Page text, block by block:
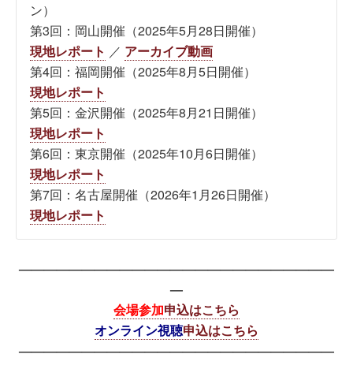
ン）
第3回：岡山開催（2025年5月28日開催）
現地レポート ／ アーカイブ動画
第4回：福岡開催（2025年8月5日開催）
現地レポート
第5回：金沢開催（2025年8月21日開催）
現地レポート
第6回：東京開催（2025年10月6日開催）
現地レポート
第7回：名古屋開催（2026年1月26日開催）
現地レポート
—————————————————————————
—
会場参加申込はこちら
オンライン視聴申込はこちら
—————————————————————————